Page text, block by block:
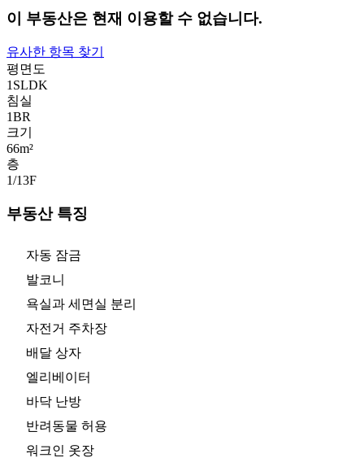
이 부동산은 현재 이용할 수 없습니다.
유사한 항목 찾기
평면도
1SLDK
침실
1BR
크기
66m²
층
1/13F
부동산 특징
자동 잠금
발코니
욕실과 세면실 분리
자전거 주차장
배달 상자
엘리베이터
바닥 난방
반려동물 허용
워크인 옷장